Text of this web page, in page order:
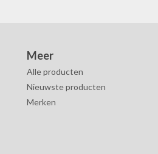
Meer
Alle producten
Nieuwste producten
Merken